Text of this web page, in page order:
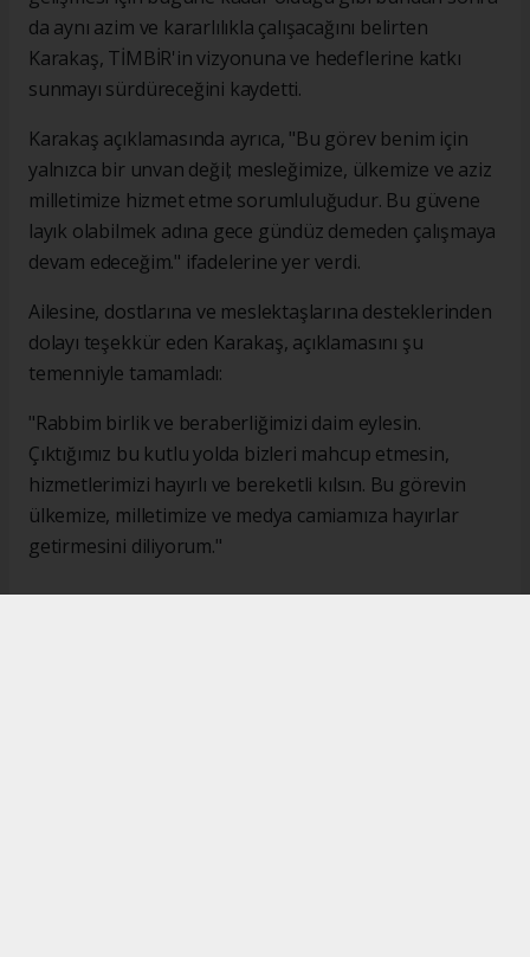
da aynı azim ve kararlılıkla çalışacağını belirten
Karakaş, TİMBİR'in vizyonuna ve hedeflerine katkı
sunmayı sürdüreceğini kaydetti.
Karakaş açıklamasında ayrıca, "Bu görev benim için
yalnızca bir unvan değil; mesleğimize, ülkemize ve aziz
milletimize hizmet etme sorumluluğudur. Bu güvene
layık olabilmek adına gece gündüz demeden çalışmaya
devam edeceğim." ifadelerine yer verdi.
Ailesine, dostlarına ve meslektaşlarına desteklerinden
dolayı teşekkür eden Karakaş, açıklamasını şu
temenniyle tamamladı:
"Rabbim birlik ve beraberliğimizi daim eylesin.
Çıktığımız bu kutlu yolda bizleri mahcup etmesin,
hizmetlerimizi hayırlı ve bereketli kılsın. Bu görevin
ülkemize, milletimize ve medya camiamıza hayırlar
getirmesini diliyorum."